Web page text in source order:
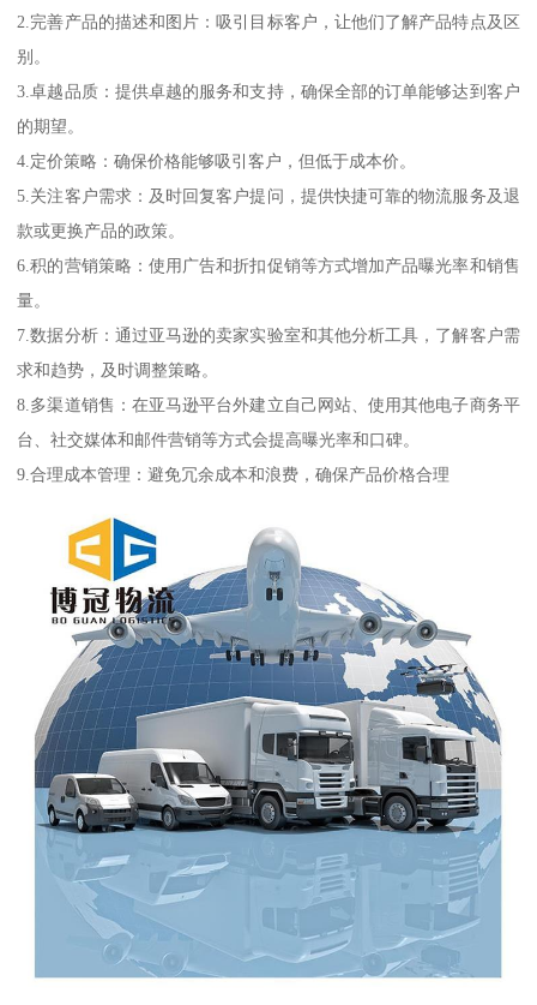
2.完善产品的描述和图片：吸引目标客户，让他们了解产品特点及区
别。
3.卓越品质：提供卓越的服务和支持，确保全部的订单能够达到客户
的期望。
4.定价策略：确保价格能够吸引客户，但低于成本价。
5.关注客户需求：及时回复客户提问，提供快捷可靠的物流服务及退
款或更换产品的政策。
6.积的营销策略：使用广告和折扣促销等方式增加产品曝光率和销售
量。
7.数据分析：通过亚马逊的卖家实验室和其他分析工具，了解客户需
求和趋势，及时调整策略。
8.多渠道销售：在亚马逊平台外建立自己网站、使用其他电子商务平
台、社交媒体和邮件营销等方式会提高曝光率和口碑。
9.合理成本管理：避免冗余成本和浪费，确保产品价格合理